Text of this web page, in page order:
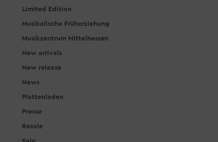
Limited Edition
Musikalische Früherziehung
Musikzentrum Mittelhessen
New arrivals
New release
News
Plattenladen
Presse
Resale